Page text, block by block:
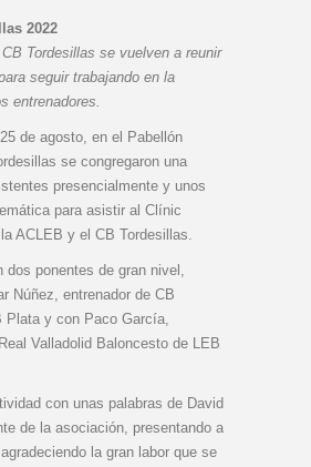
2022
Tordesillas se vuelven a reunir
seguir trabajando en la
entrenadores.
de agosto, en el Pabellón
se congregaron una
presencialmente y unos
para asistir al Clínic
ACLEB y el CB Tordesillas.
dos ponentes de gran nivel,
Núñez, entrenador de CB
Plata y con Paco García,
Valladolid Baloncesto de LEB
con unas palabras de David
de la asociación, presentando a
la gran labor que se